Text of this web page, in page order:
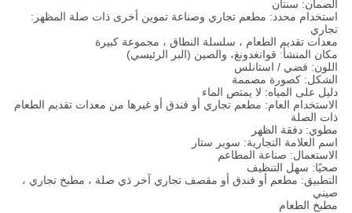
الضمان: سنتان
استخدام محدد: مطعم تجاري وصناعة تموين أخرى ذات صلة المظهر:
تجاري
معدات تقديم الطعام ، سلسلة النطاق ، مجموعة كبيرة
مكان المنشأ: قوانغدونغ، والصين (البر الرئيسي)
اللون: فضي / استانلس
الشكل: كصورة مصممة
دليل على المياه: لا يمتص الماء
الاستخدام العام: مطعم تجاري أو فندق أو غيرها من معدات تقديم الطعام
ذات الصلة
مطوي: دفقة الظهر
اسم العلامة التجارية: سوبر ستار
الاستعمال: صناعة المطاعم
صحيًا: سهل التنظيف
التطبيق: مطعم أو فندق أو مقصف تجاري آخر ذي صلة ، مطبخ تجاري ،
صيني
مطبخ الطعام